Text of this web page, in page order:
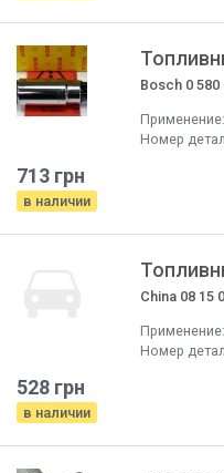
Bosch 0 580
Применение:
Номер
713 грн
в наличии
China 08 15
Применение:
Номер
528 грн
в наличии